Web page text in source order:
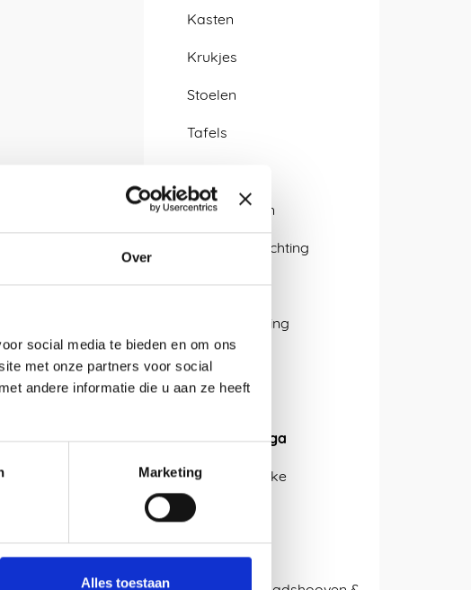
Over
social media te bieden en om ons
met onze partners voor social
andere informatie die u aan ze heeft
Marketing
Alles toestaan
Kasten
Krukjes
Stoelen
Tafels
Hanglampen
Kantoorverlichting
LED lampen
Sfeerverlichting
Wandlamp
Isabel Quiroga
Alissa + Nienke
Antje Pesel